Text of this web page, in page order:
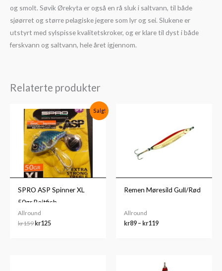
og smolt. Søvik Ørekyta er også en rå sluk i saltvann, til både
sjøørret og større pelagiske jegere som lyr og sei. Slukene er
utstyrt med sylspisse kvalitetskroker, og er klare til dyst i både
ferskvann og saltvann, hele året igjennom.
Relaterte produkter
Salg!
SPRO ASP Spinner XL
50gr Baitfish
Allround
kr159
Opprinnelig
pris
var:
kr159.
kr125
Nåværende
pris
er:
kr125.
Remen Møresild Gull/Rød
Allround
kr89 – kr119
kr119
kr89